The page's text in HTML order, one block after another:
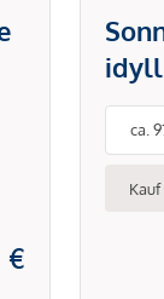
€
ca.
Kauf